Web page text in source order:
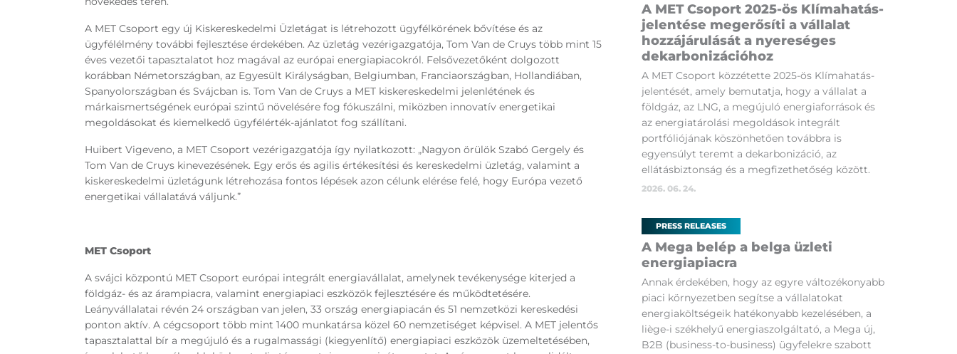
A MET Csoport egy új Kiskereskedelmi Üzletágat is létrehozott ügyfélkörének bővítése és az
ügyfélélmény további fejlesztése érdekében. Az üzletág vezérigazgatója, Tom Van de Cruys több mint 15
éves vezetői tapasztalatot hoz magával az európai energiapiacokról. Felsővezetőként dolgozott
korábban Németországban, az Egyesült Királyságban, Belgiumban, Franciaországban, Hollandiában,
Spanyolországban és Svájcban is. Tom Van de Cruys a MET kiskereskedelmi jelenlétének és
márkaismertségének európai szintű növelésére fog fókuszálni, miközben innovatív energetikai
megoldásokat és kiemelkedő ügyfélérték-ajánlatot fog szállítani.
Huibert Vigeveno, a MET Csoport vezérigazgatója így nyilatkozott: „Nagyon örülök Szabó Gergely és
Tom Van de Cruys kinevezésének. Egy erős és agilis értékesítési és kereskedelmi üzletág, valamint a
kiskereskedelmi üzletágunk létrehozása fontos lépések azon célunk elérése felé, hogy Európa vezető
energetikai vállalatává váljunk.”
MET Csoport
A svájci központú MET Csoport európai integrált energiavállalat, amelynek tevékenysége kiterjed a
földgáz- és az árampiacra, valamint energiapiaci eszközök fejlesztésére és működtetésére.
Leányvállalatai révén 24 országban van jelen, 33 ország energiapiacán és 51 nemzetközi kereskedési
ponton aktív. A cégcsoport több mint 1400 munkatársa közel 60 nemzetiséget képvisel. A MET jelentős
tapasztalattal bír a megújuló és a rugalmassági (kiegyenlítő) energiapiaci eszközök üzemeltetésében,
A MET Csoport 2025-ös Klímahatás-
jelentése megerősíti a vállalat
hozzájárulását a nyereséges
dekarbonizációhoz
A MET Csoport közzétette 2025-ös Klímahatás-
jelentését, amely bemutatja, hogy a vállalat a
földgáz, az LNG, a megújuló energiaforrások és
az energiatárolási megoldások integrált
portfóliójának köszönhetően továbbra is
egyensúlyt teremt a dekarbonizáció, az
ellátásbiztonság és a megfizethetőség között.
2026. 06. 24.
PRESS RELEASES
A Mega belép a belga üzleti
energiapiacra
Annak érdekében, hogy az egyre változékonyabb
piaci környezetben segítse a vállalatokat
energiaköltségeik hatékonyabb kezelésében, a
liège-i székhelyű energiaszolgáltató, a Mega új,
B2B (business-to-business) ügyfelekre szabott